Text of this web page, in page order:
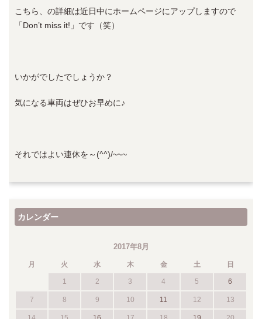
こちら、の詳細は近日中にホームページにアップしますので
「Don’t miss it!」です（笑）
いかがでしたでしょうか？
気になる車両はぜひお早めに♪
それではよい連休を～(^^)/~~~
カレンダー
2017年8月
月 火 水 木 金 土 日
1 2 3 4 5 6
7 8 9 10 11 12 13